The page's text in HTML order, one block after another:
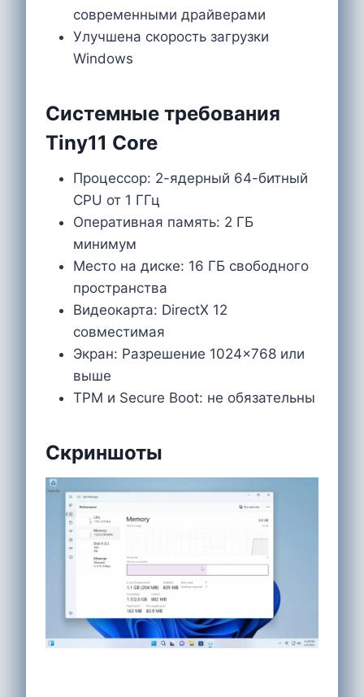
современными драйверами
Улучшена скорость загрузки
Windows
Системные требования
Tiny11 Core
Процессор: 2-ядерный 64-битный
CPU от 1 ГГц
Оперативная память: 2 ГБ
минимум
Место на диске: 16 ГБ свободного
пространства
Видеокарта: DirectX 12
совместимая
Экран: Разрешение 1024×768 или
выше
TPM и Secure Boot: не обязательны
Скриншоты